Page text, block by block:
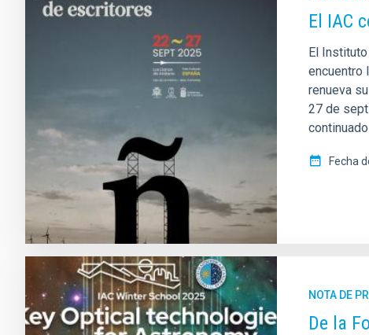
El IAC
El
encuentro
renueva
27 de
Fecha
NOTA DE
De la